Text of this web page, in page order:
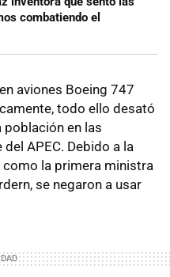
combatiendo el
aviones Boeing 747
todo ello desató
población en las
APEC. Debido a la
la primera ministra
se negaron a usar